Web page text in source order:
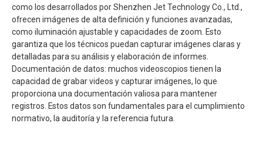
como los desarrollados por Shenzhen Jet Technology Co., Ltd.,
ofrecen imágenes de alta definición y funciones avanzadas,
como iluminación ajustable y capacidades de zoom. Esto
garantiza que los técnicos puedan capturar imágenes claras y
detalladas para su análisis y elaboración de informes.
Documentación de datos: muchos videoscopios tienen la
capacidad de grabar videos y capturar imágenes, lo que
proporciona una documentación valiosa para mantener
registros. Estos datos son fundamentales para el cumplimiento
normativo, la auditoría y la referencia futura.